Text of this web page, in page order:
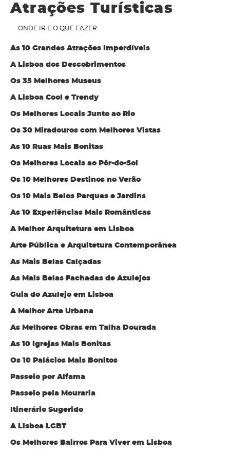
Atrações Turísticas
ONDE IR E O QUE FAZER
As 10 Grandes Atrações Imperdíveis
A Lisboa dos Descobrimentos
Os 35 Melhores Museus
A Lisboa Cool e Trendy
Os Melhores Locais Junto ao Rio
Os 30 Miradouros com Melhores Vistas
As 10 Ruas Mais Bonitas
Os Melhores Locais ao Pôr-do-Sol
Os 10 Melhores Destinos no Verão
Os 10 Mais Belos Parques e Jardins
As 10 Experiências Mais Românticas
A Melhor Arquitetura em Lisboa
Arte Pública e Arquitetura Contemporânea
As Mais Belas Calçadas
As Mais Belas Fachadas de Azulejos
Guia do Azulejo em Lisboa
A Melhor Arte Urbana
As Melhores Obras em Talha Dourada
As 10 Igrejas Mais Bonitas
Os 10 Palácios Mais Bonitos
Passeio por Alfama
Passeio pela Mouraria
Itinerário Sugerido
A Lisboa LGBT
Os Melhores Bairros Para Viver em Lisboa